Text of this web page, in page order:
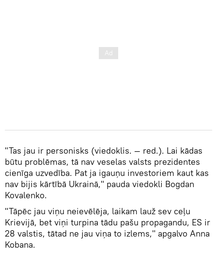
"Tas jau ir personisks (viedoklis. — red.). Lai kādas
būtu problēmas, tā nav veselas valsts prezidentes
cienīga uzvedība. Pat ja igauņu investoriem kaut kas
nav bijis kārtībā Ukrainā," pauda viedokli Bogdan
Kovalenko.
"Tāpēc jau viņu neievēlēja, laikam lauž sev ceļu
Krievijā, bet viņi turpina tādu pašu propagandu, ES ir
28 valstis, tātad ne jau viņa to izlems," apgalvo Anna
Kobana.